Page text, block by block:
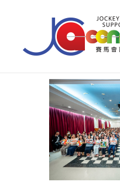
關於我們
照顧者支援
公眾教育